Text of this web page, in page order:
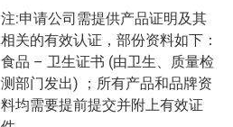
注:申请公司需提供产品证明及其
相关的有效认证，部份资料如下：
食品 – 卫生证书 (由卫生、质量检
测部门发出) ；所有产品和品牌资
料均需要提前提交并附上有效证